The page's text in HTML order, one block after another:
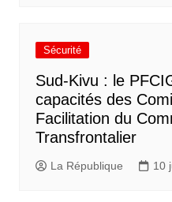
Sécurité
Sud-Kivu : le
capacités des
Facilitation du
Transfrontalier
La République 10